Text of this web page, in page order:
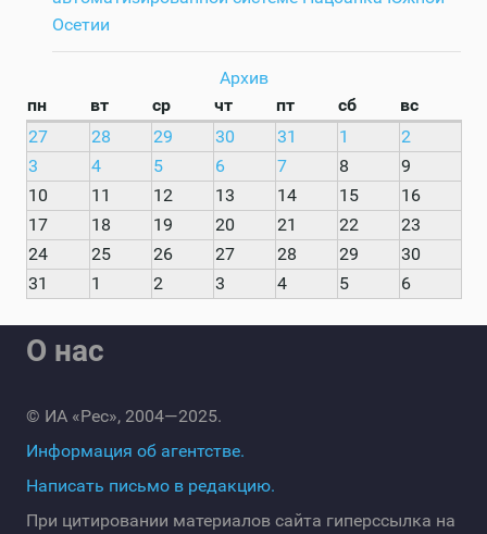
Осетии
Архив
пн
вт ср чт пт сб
вс
27
28 29 30 31 1
2
3
4 5 6 7 8
9
10
11 12 13 14 15
16
17
18 19 20 21 22
23
24
25 26 27 28 29
30
31
1 2 3 4 5 6
О нас
© ИА «Рес», 2004—2025.
Информация об агентстве.
Написать письмо в редакцию.
При цитировании материалов сайта гиперссылка на